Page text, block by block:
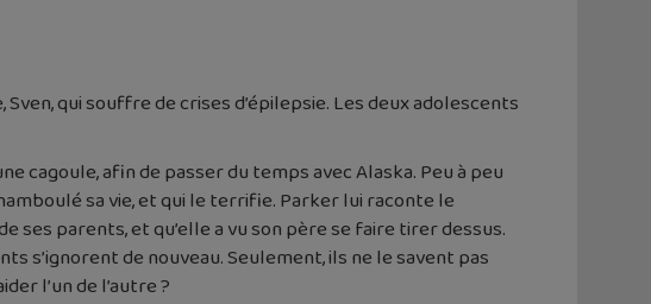
qui souffre de crises d’épilepsie. Les deux adolescents
cagoule, afin de passer du temps avec Alaska. Peu à peu
sa vie, et qui le terrifie. Parker lui raconte le
ses parents, et qu’elle a vu son père se faire tirer dessus.
s’ignorent de nouveau. Seulement, ils ne le savent pas
l’un de l’autre ?